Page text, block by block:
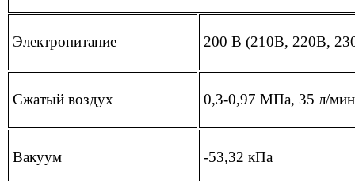
Электропитание 200 В (210В, 220В,
Сжатый воздух 0,3-0,97 МПа, 35 л/мин
Вакуум -53,32 кПа